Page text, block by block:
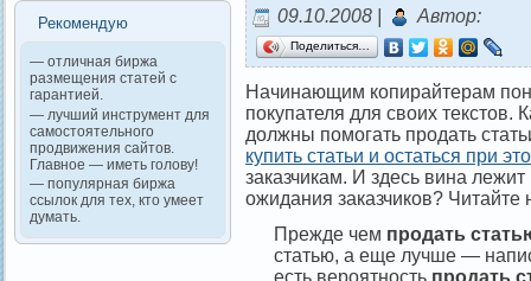
Рекомендую
— отличная биржа
размещения статей с
гарантией.
— лучший инструмент для
самостоятельного
продвижения сайтов.
Главное — иметь голову!
— популярная биржа
ссылок для тех, кто умеет
думать.
09.10.2008 | Автор:
Поделиться…
Начинающим копирайтерам
покупателя для своих текстов.
должны помогать продать
купить статьи и остаться при
заказчикам. И здесь вина
ожидания заказчиков?
Прежде чем продать
статью, а еще лучше —
есть вероятность продать